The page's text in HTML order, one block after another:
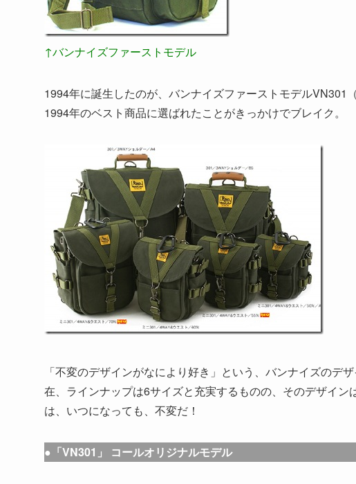
↑バンナイズファーストモデル
1994年に誕生したのが、バンナイズファーストモデルVN301
1994年のベスト商品に選ばれたことがきっかけでブレイク。
「不変のデザインがなにより好き」という、バンナイズのデ
在、ラインナップは6サイズと充実するものの、そのデザイ
は、いつになっても、不変だ！
●「VN301」 コールオリジナルモデル